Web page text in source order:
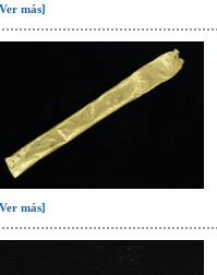
más]
más]